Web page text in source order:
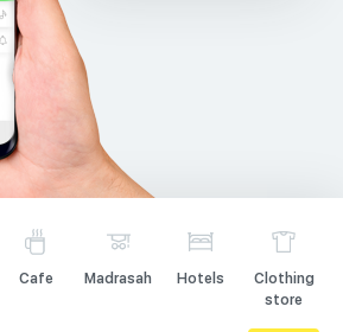
Cafe Madrasah Hotels
Clothing
store